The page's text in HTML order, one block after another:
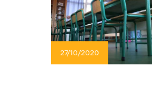
27/10/2020